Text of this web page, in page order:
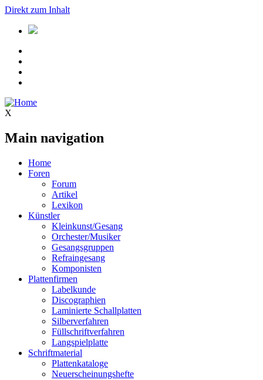
Direkt zum Inhalt
X
Main navigation
Home
Foren
Forum
Artikel
Lexikon
Künstler
Kleinkunst/Gesang
Orchester/Musiker
Gesangsgruppen
Refraingesang
Komponisten
Plattenfirmen
Labelkunde
Discographien
Laminierte Schallplatten
Silberverfahren
Füllschriftverfahren
Langspielplatte
Schriftmaterial
Plattenkataloge
Neuerscheinungshefte